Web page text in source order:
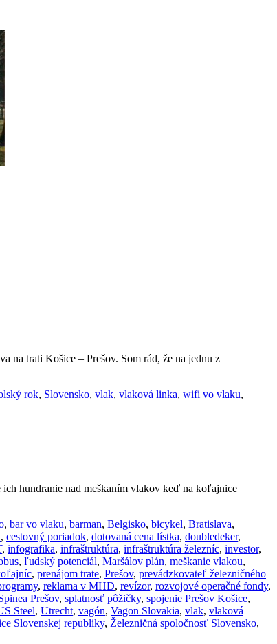
na trati Košice – Prešov. Som rád, že na jednu z
rok, Slovensko, vlak, vlaková linka, wifi vo vlaku,
hundranie nad meškaním vlakov keď na koľajnice
, bar vo vlaku, barman, Belgisko, bicykel, Bratislava,
, cestovný poriadok, dotovaná cena lístka, doubledeker,
, infografika, infraštruktúra, infraštruktúra železníc, investor,
, ľudský potenciál, Maršálov plán, meškanie vlakou,
, prenájom trate, Prešov, prevádzkovateľ železničného
, reklama v MHD, revízor, rozvojové operačné fondy,
Prešov, splatnosť pôžičky, spojenie Prešov Košice,
Steel, Utrecht, vagón, Vagon Slovakia, vlak, vlaková
Slovenskej republiky, Železničná spoločnosť Slovensko,